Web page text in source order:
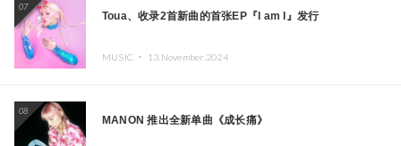
07
Toua、收录2首新曲的首张EP『I am I』发行
MUSIC ・ 13.November.2024
08
MANON 推出全新单曲《成长痛》